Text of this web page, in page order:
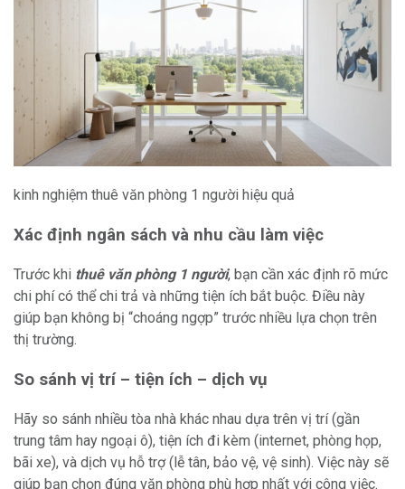
kinh nghiệm thuê văn phòng 1 người hiệu quả
Xác định ngân sách và nhu cầu làm việc
Trước khi thuê văn phòng 1 người, bạn cần xác định rõ mức
chi phí có thể chi trả và những tiện ích bắt buộc. Điều này
giúp bạn không bị “choáng ngợp” trước nhiều lựa chọn trên
thị trường.
So sánh vị trí – tiện ích – dịch vụ
Hãy so sánh nhiều tòa nhà khác nhau dựa trên vị trí (gần
trung tâm hay ngoại ô), tiện ích đi kèm (internet, phòng họp,
bãi xe), và dịch vụ hỗ trợ (lễ tân, bảo vệ, vệ sinh). Việc này sẽ
giúp bạn chọn đúng văn phòng phù hợp nhất với công việc.